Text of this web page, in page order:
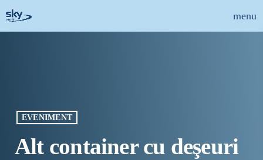
menu
close
EVENIMENT
Alt container cu deşeuri